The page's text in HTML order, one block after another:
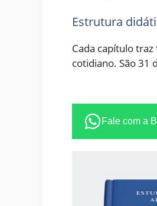
Estrutura
Cada capítulo
cotidiano. São 31
Fale com a